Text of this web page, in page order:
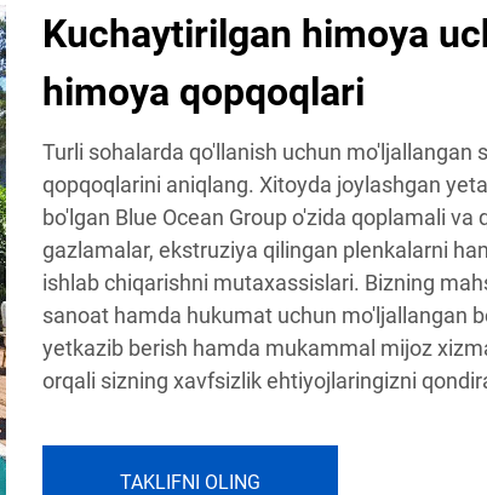
Kuchaytirilgan himoya
himoya qopqoqlari
Turli sohalarda qo'llanish uchun mo'ljallangan
qopqoqlarini aniqlang. Xitoyda joylashgan
bo'lgan Blue Ocean Group o'zida qoplamali va
gazlamalar, ekstruziya qilingan plenkalarni
ishlab chiqarishni mutaxassislari. Bizning
sanoat hamda hukumat uchun mo'ljallangan
yetkazib berish hamda mukammal mijoz
orqali sizning xavfsizlik ehtiyojlaringizni
TAKLIFNI OLING